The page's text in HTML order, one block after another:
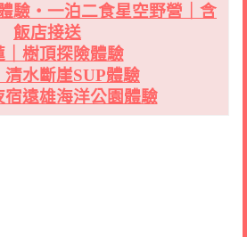
驗・一泊二食星空野營｜含
飯店接送
｜樹頂探險體驗
清水斷崖SUP體驗
宿遠雄海洋公園體驗